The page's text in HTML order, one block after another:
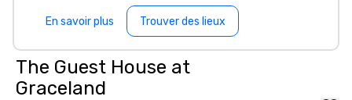
En savoir plus Trouver des lieux
The Guest House at
Graceland